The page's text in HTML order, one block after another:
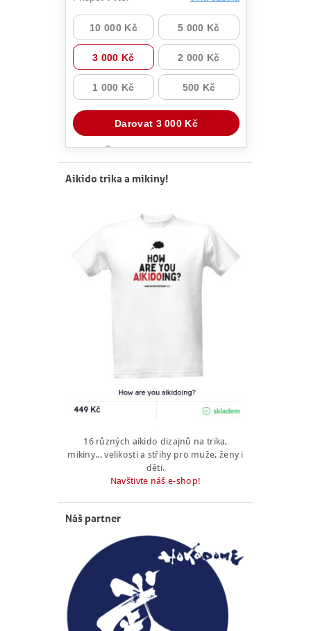
Aikido trika a mikiny!
16 různých aikido dizajnů na trika,
mikiny... velikosti a střihy pro muže, ženy i
děti.
Navštivte náš e-shop!
Náš partner